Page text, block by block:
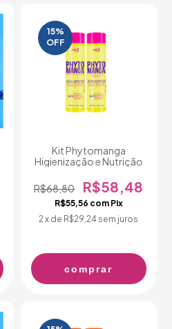
15%
OFF
Kit Phytomanga
Higienização e Nutrição
R$68,80 R$58,48
R$55,56 com Pix
2x de R$29,24 sem juros
comprar